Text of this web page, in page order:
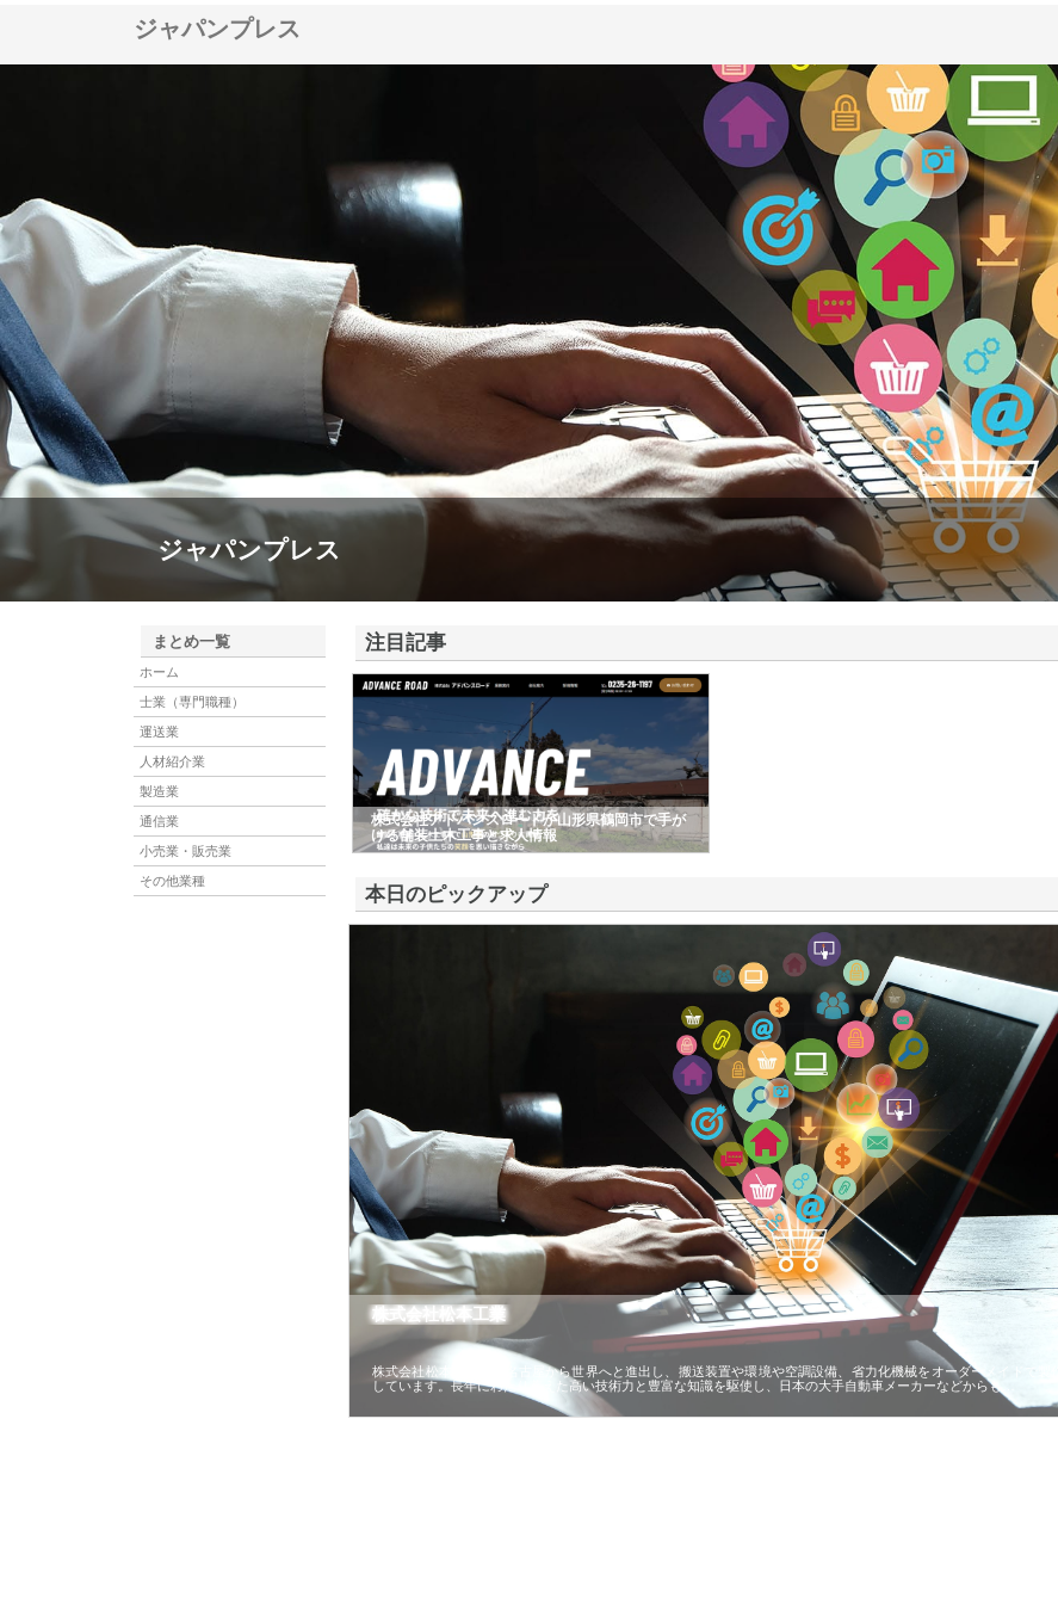
ジャパンプレス
ジャパンプレス
まとめ一覧
ホーム
士業（専門職種）
運送業
人材紹介業
製造業
通信業
小売業・販売業
その他業種
注目記事
株式会社アドバンスロードが山形県鶴岡市で手が
ける舗装土木工事と求人情報
本日のピックアップ
株式会社松本工業
株式会社松本工業は、名古屋から世界へと進出し、搬送装置や環境や空調設備、省力化機械をオーダーメイドで製作
しています。長年にわたり蓄えた高い技術力と豊富な知識を駆使し、日本の大手自動車メーカーなどからも…